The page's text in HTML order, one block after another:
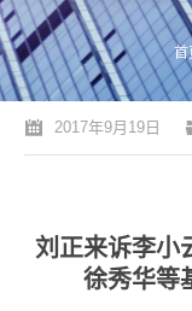
您的位置： 首
2017年9月19日
刘正来诉李小
徐秀华等